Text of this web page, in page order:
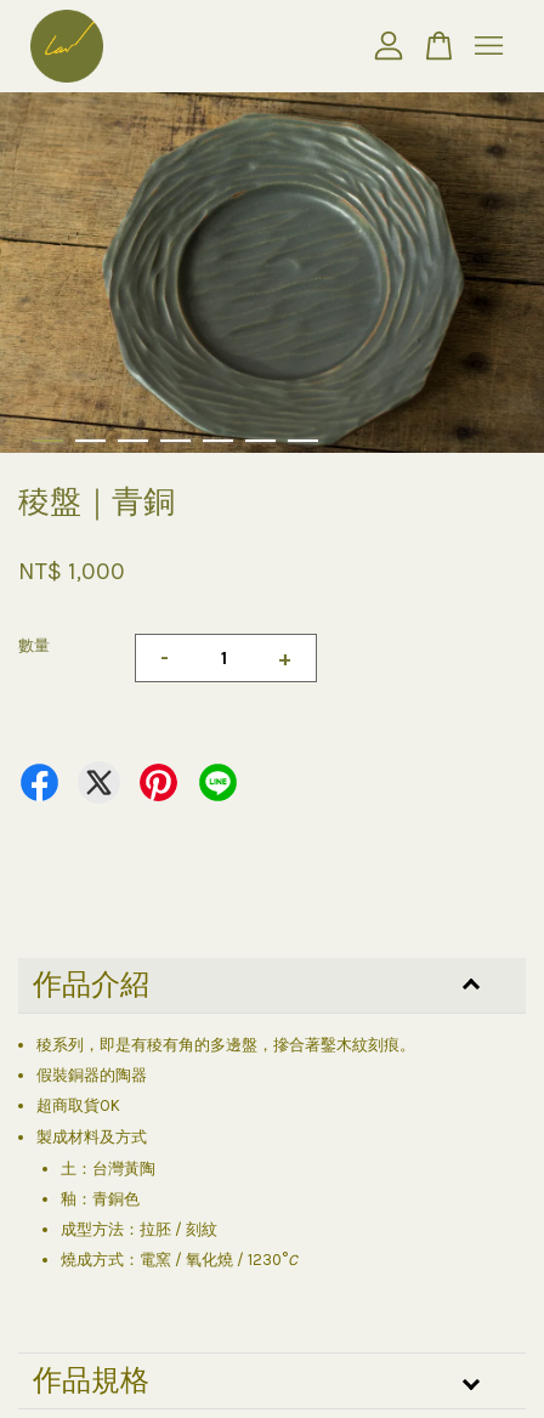
稜盤｜青銅
NT$ 1,000
數量 - +
作品介紹
稜系列，即是有稜有角的多邊盤，摻合著鑿木紋刻痕。
假裝銅器的陶器
超商取貨OK
製成材料及方式
土：台灣黃陶
釉：青銅色
成型方法：拉胚 / 刻紋
燒成方式：電窯 / 氧化燒 / 1230°C
作品規格
您的購物車目前還是空的。
繼續購物